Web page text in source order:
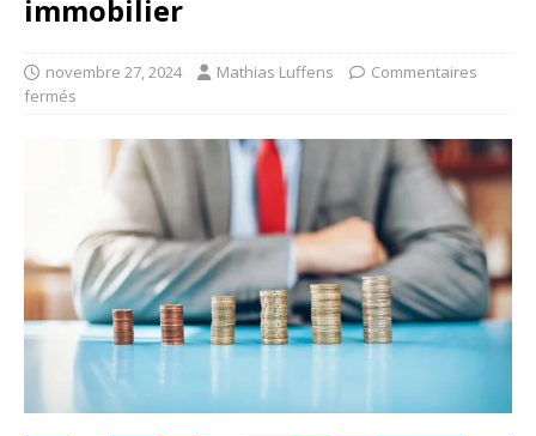
immobilier
novembre 27, 2024 Mathias Luffens
Commentaires
fermés